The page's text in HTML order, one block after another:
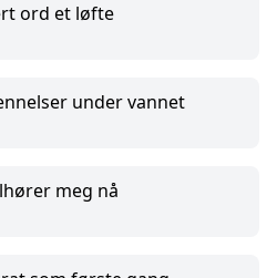
ord et løfte
under vannet
meg nå